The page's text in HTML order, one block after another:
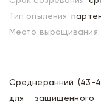
Тип опыления:
Место выращивания:
Среднеранний (43-
для защищенного